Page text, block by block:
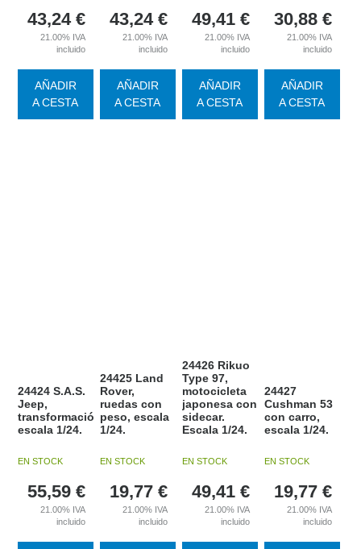
43,24 €
21.00% IVA
incluido
AÑADIR
A CESTA
43,24 €
21.00% IVA
incluido
AÑADIR
A CESTA
49,41 €
21.00% IVA
incluido
AÑADIR
A CESTA
30,88 €
21.00% IVA
incluido
AÑADIR
A CESTA
24424 S.A.S.
Jeep,
transformación
escala 1/24.
EN STOCK
55,59 €
21.00% IVA
incluido
24425 Land
Rover,
ruedas con
peso, escala
1/24.
EN STOCK
19,77 €
21.00% IVA
incluido
24426 Rikuo
Type 97,
motocicleta
japonesa con
sidecar.
Escala 1/24.
EN STOCK
49,41 €
21.00% IVA
incluido
24427
Cushman 53
con carro,
escala 1/24.
EN STOCK
19,77 €
21.00% IVA
incluido